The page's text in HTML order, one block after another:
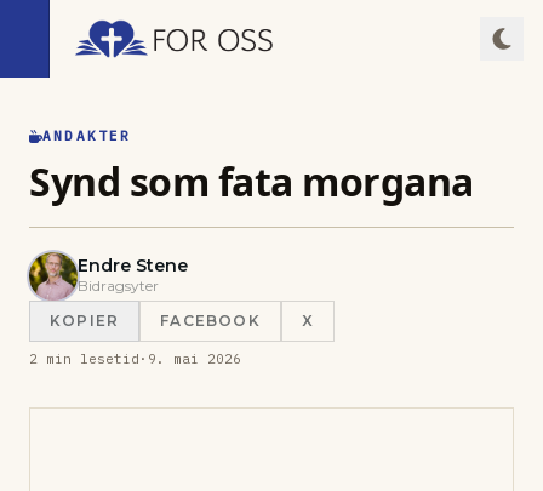
ANDAKTER
Synd som fata morgana
Endre Stene
Bidragsyter
KOPIER
FACEBOOK X
2 min lesetid · 9. mai 2026